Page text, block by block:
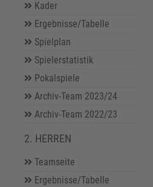
Kader
Ergebnisse/Tabelle
Spielplan
Spielerstatistik
Pokalspiele
Archiv-Team 2023/24
Archiv-Team 2022/23
2. HERREN
Teamseite
Ergebnisse/Tabelle